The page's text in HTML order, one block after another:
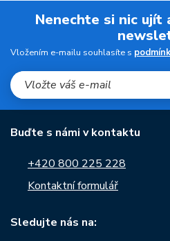
Nenechte si nic ujít
Vložením e-mailu souhlasíte s
Buďte s námi v kontaktu
+420 800 225 228
Kontaktní formulář
Sledujte nás na: